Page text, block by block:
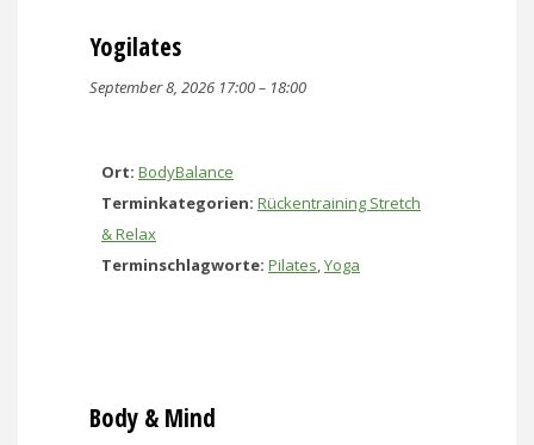
Yogilates
September 8, 2026 17:00– 18:00
Ort: BodyBalance
Terminkategorien: Rückentraining Stretch
& Relax
Terminschlagworte: Pilates,Yoga
Body & Mind